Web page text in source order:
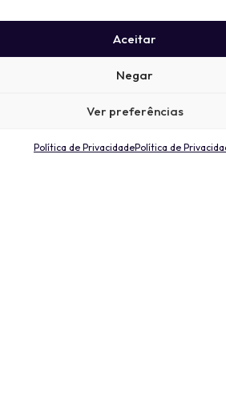
Aceitar
Negar
Ver preferências
Política de PrivacidadePolítica de